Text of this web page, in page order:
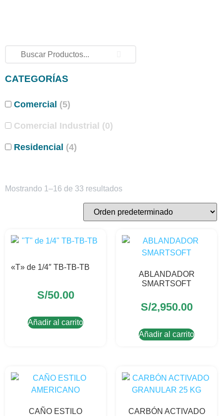
CATEGORÍAS
Comercial (5)
Comercial Industrial (0)
Residencial (4)
Mostrando 1–16 de 33 resultados
«T» de 1/4″ TB-TB-TB
S/50.00
Añadir al carrito
ABLANDADOR
SMARTSOFT
S/2,950.00
Añadir al carrito
CAÑO ESTILO
CARBÓN ACTIVADO